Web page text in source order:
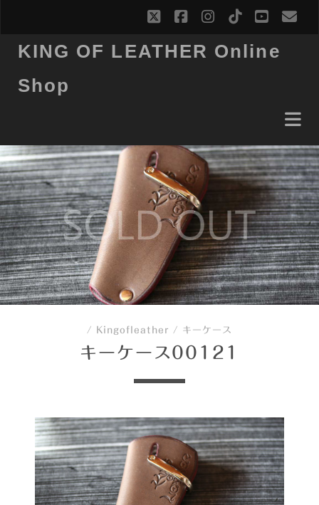
twitterfacebookinstagram
tiktok
KING OF LEATHER Online
Shop
/ Kingofleather / キーケース
キーケース00121